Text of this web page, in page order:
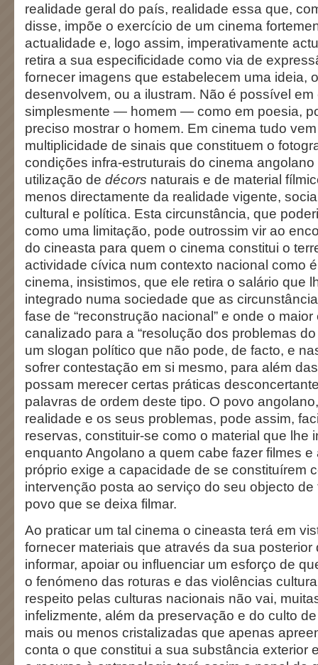
realidade geral do país, realidade essa que,
disse, impõe o exercício de um cinema
actualidade e, logo assim, imperativamente
retira a sua especificidade como via de
fornecer imagens que estabelecem uma ideia,
desenvolvem, ou a ilustram. Não é possível em
simplesmente — homem — como em poesia,
preciso mostrar o homem. Em cinema tudo
multiplicidade de sinais que constituem o
condições infra-estruturais do cinema
utilização de décors naturais e de material
menos directamente da realidade vigente,
cultural e política. Esta circunstância, que
como uma limitação, pode outrossim vir ao
do cineasta para quem o cinema constitui o
actividade cívica num contexto nacional como
cinema, insistimos, que ele retira o salário que
integrado numa sociedade que as
fase de “reconstrução nacional” e onde o
canalizado para a “resolução dos problemas
um slogan político que não pode, de facto, e
sofrer contestação em si mesmo, para além
possam merecer certas práticas
palavras de ordem deste tipo. O povo
realidade e os seus problemas, pode assim,
reservas, constituir-se como o material que lhe
enquanto Angolano a quem cabe fazer filmes e
próprio exige a capacidade de se constituírem
intervenção posta ao serviço do seu objecto de
povo que se deixa filmar.
Ao praticar um tal cinema o cineasta terá em
fornecer materiais que através da sua
informar, apoiar ou influenciar um esforço de
o fenómeno das roturas e das violências
respeito pelas culturas nacionais não vai,
infelizmente, além da preservação e do culto
mais ou menos cristalizadas que apenas
conta o que constitui a sua substância exterior